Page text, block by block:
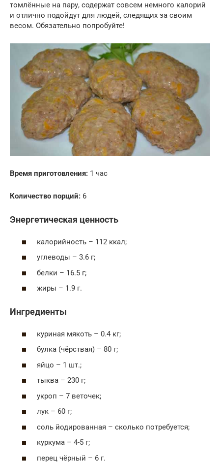
томлённые на пару, содержат совсем немного калорий
и отлично подойдут для людей, следящих за своим
весом. Обязательно попробуйте!
Время приготовления: 1 час
Количество порций: 6
Энергетическая ценность
калорийность – 112 ккал;
углеводы – 3.6 г;
белки – 16.5 г;
жиры – 1.9 г.
Ингредиенты
куриная мякоть – 0.4 кг;
булка (чёрствая) – 80 г;
яйцо – 1 шт.;
тыква – 230 г;
укроп – 7 веточек;
лук – 60 г;
соль йодированная – сколько потребуется;
куркума – 4-5 г;
перец чёрный – 6 г.